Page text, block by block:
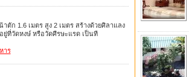
ตัก 1.6 เมตร สูง 2 เมตร สร้างด้วยศิลาแลง
ที่วัดหงษ์ หรือวัดศีรษะแรด เป็นที
าร